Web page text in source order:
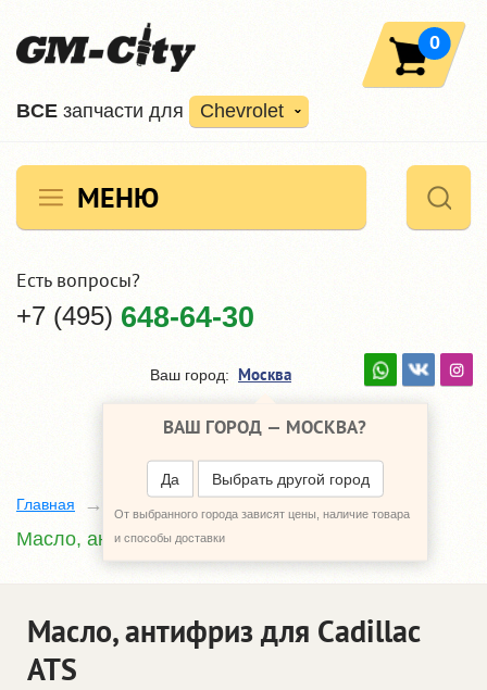
ВCE запчасти для Chevrolet
0
МЕНЮ
Есть вопросы?
+7 (495) 648-64-30
Ваш город: Москва
ВАШ ГОРОД — МОСКВА?
Да Выбрать другой город
От выбранного города зависят цены, наличие товара
и способы доставки
Главная
Масло, антифриз
Масло, антифриз для Cadillac
ATS